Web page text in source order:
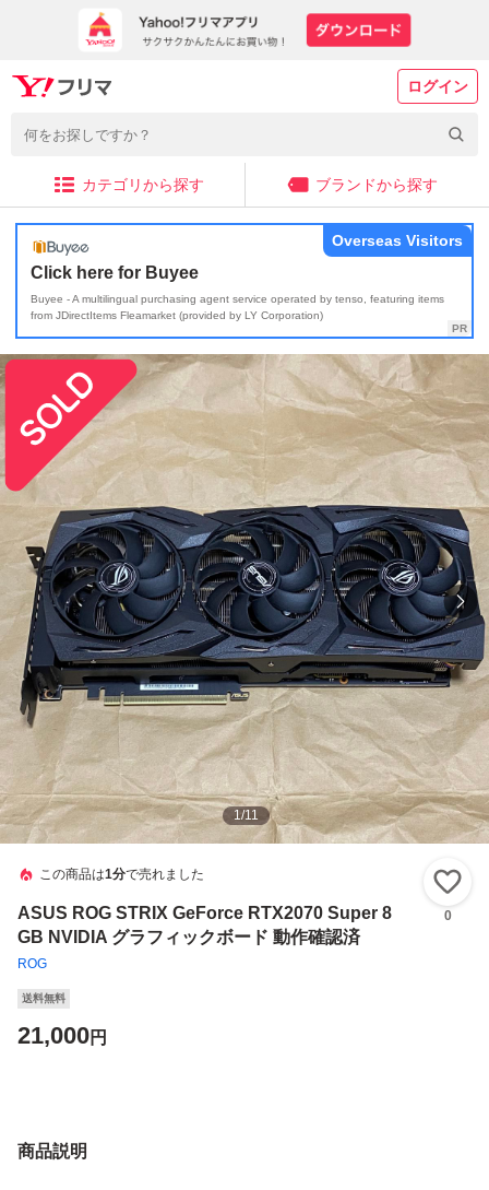
ログイン
カテゴリから探す ブランドから探す
Click here for Buyee
Buyee - A multilingual purchasing agent service operated by tenso, featuring items
from JDirectItems Fleamarket (provided by LY Corporation)
Overseas Visitors
1/11
この商品は1分で売れました
ASUS ROG STRIX GeForce RTX2070 Super 8
GB NVIDIA グラフィックボード 動作確認済
ROG
0
送料無料
21,000円
商品説明